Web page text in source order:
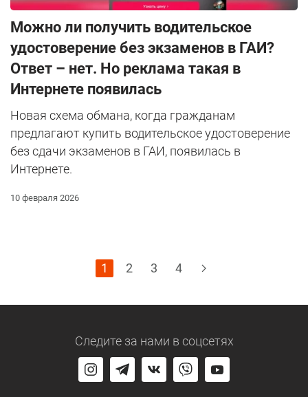
Можно ли получить водительское
удостоверение без экзаменов в ГАИ?
Ответ – нет. Но реклама такая в
Интернете появилась
Новая схема обмана, когда гражданам
предлагают купить водительское удостоверение
без сдачи экзаменов в ГАИ, появилась в
Интернете.
10 февраля 2026
1 2 3 4
Следите за нами в соцсетях